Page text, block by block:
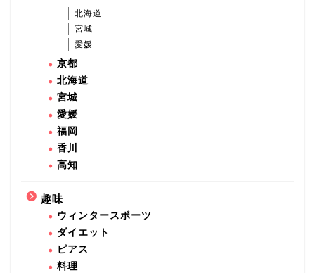
北海道
宮城
愛媛
京都
北海道
宮城
愛媛
福岡
香川
高知
趣味
ウィンタースポーツ
ダイエット
ピアス
料理